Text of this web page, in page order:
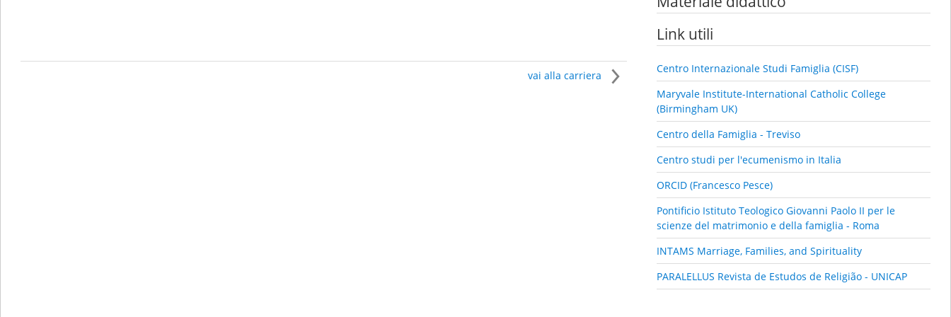
vai alla carriera
Link utili
Centro Internazionale Studi Famiglia (CISF)
Maryvale Institute-International Catholic College
(Birmingham UK)
Centro della Famiglia - Treviso
Centro studi per l'ecumenismo in Italia
ORCID (Francesco Pesce)
Pontificio Istituto Teologico Giovanni Paolo II per le
scienze del matrimonio e della famiglia - Roma
INTAMS Marriage, Families, and Spirituality
PARALELLUS Revista de Estudos de Religião - UNICAP